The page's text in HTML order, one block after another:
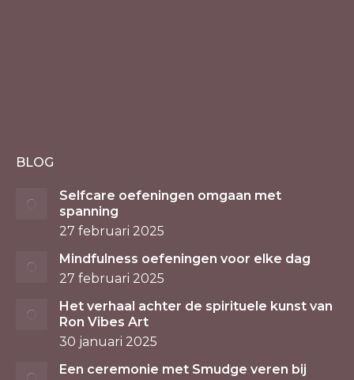
BLOG
Selfcare oefeningen omgaan met
spanning
27 februari 2025
Mindfulness oefeningen voor elke dag
27 februari 2025
Het verhaal achter de spirituele kunst van
Ron Vibes Art
30 januari 2025
Een ceremonie met Smudge veren bij